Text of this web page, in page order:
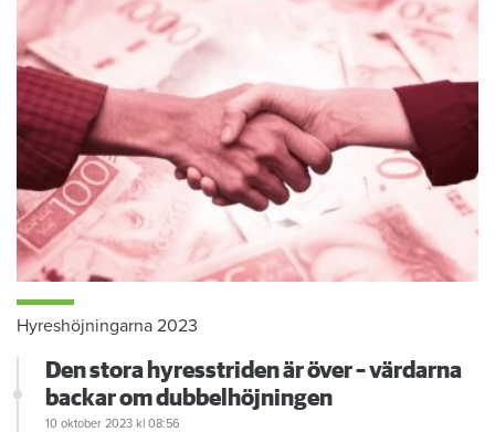
Hyreshöjningarna 2023
Den stora hyresstriden är över – värdarna
backar om dubbelhöjningen
10 oktober 2023 kl 08:56